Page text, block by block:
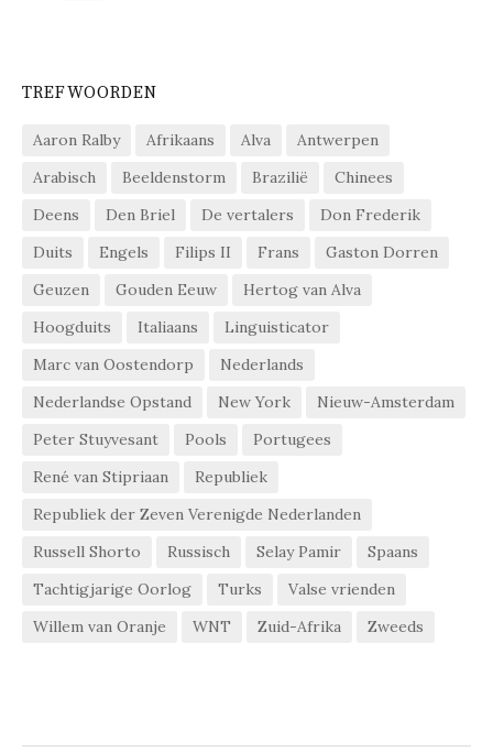
TREFWOORDEN
Aaron Ralby Afrikaans Alva
Antwerpen
Arabisch
Beeldenstorm Brazilië
Chinees
Deens
Den Briel De vertalers
Don Frederik
Duits
Engels Filips II Frans
Gaston Dorren
Geuzen
Gouden Eeuw
Hertog van Alva
Hoogduits
Italiaans
Linguisticator
Marc van Oostendorp
Nederlands
Nederlandse Opstand
New York
Nieuw-Amsterdam
Peter Stuyvesant
Pools
Portugees
René van Stipriaan
Republiek
Republiek der Zeven Verenigde Nederlanden
Russell Shorto
Russisch Selay Pamir
Spaans
Tachtigjarige Oorlog
Turks
Valse vrienden
Willem van Oranje
WNT Zuid-Afrika Zweeds